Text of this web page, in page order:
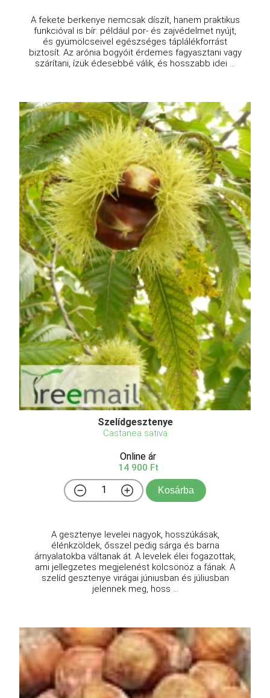
A fekete berkenye nemcsak díszít, hanem praktikus
funkcióval is bír: például por- és zajvédelmet nyújt,
és gyümölcseivel egészséges táplálékforrást
biztosít. Az arónia bogyóit érdemes fagyasztani vagy
szárítani, ízük édesebbé válik, és hosszabb idei ...
Szelídgesztenye
Castanea sativa
Online ár
14 900 Ft
Kosárba
A gesztenye levelei nagyok, hosszúkásak,
élénkzöldek, ősszel pedig sárga és barna
árnyalatokba váltanak át. A levelek élei fogazottak,
ami jellegzetes megjelenést kölcsönöz a fának. A
szelíd gesztenye virágai júniusban és júliusban
jelennek meg, hoss ...